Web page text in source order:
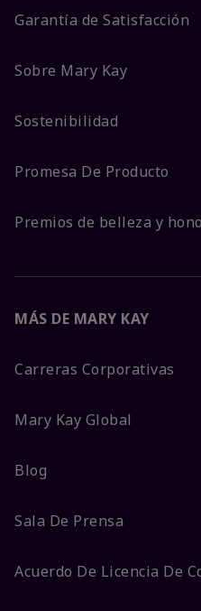
Garantía de Satisfacción
Sobre Mary Kay
Sostenibilidad
Promesa De Producto
Premios de belleza y
MÁS DE MARY KAY
Carreras Corporativas
Mary Kay Global
Blog
Sala De Prensa
Acuerdo De Licencia De